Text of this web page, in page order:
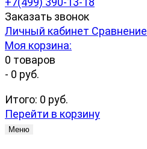
Заказать звонок
Личный кабинет Сравнение
Моя корзина:
0 товаров
- 0 руб.
Итого: 0 руб.
Перейти в корзину
Меню